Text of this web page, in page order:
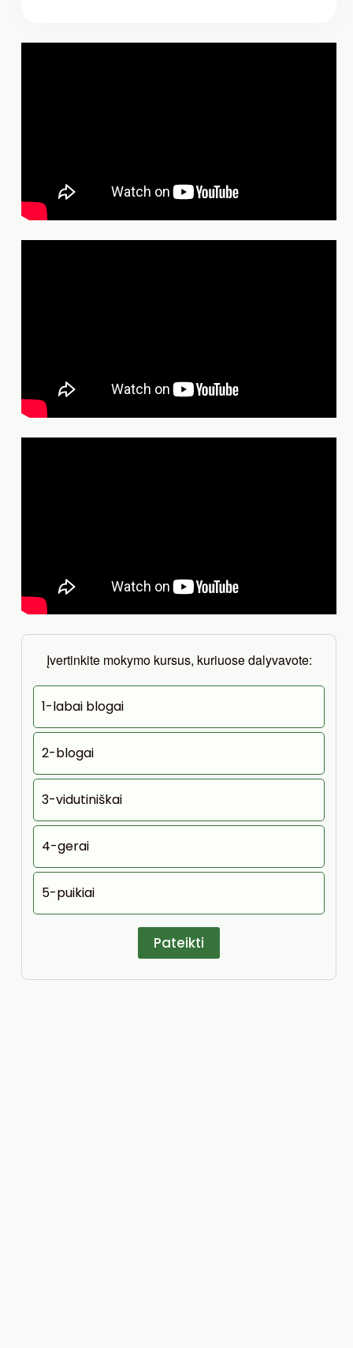
Įvertinkite mokymo kursus, kuriuose dalyvavote:
1-labai blogai
2-blogai
3-vidutiniškai
4-gerai
5-puikiai